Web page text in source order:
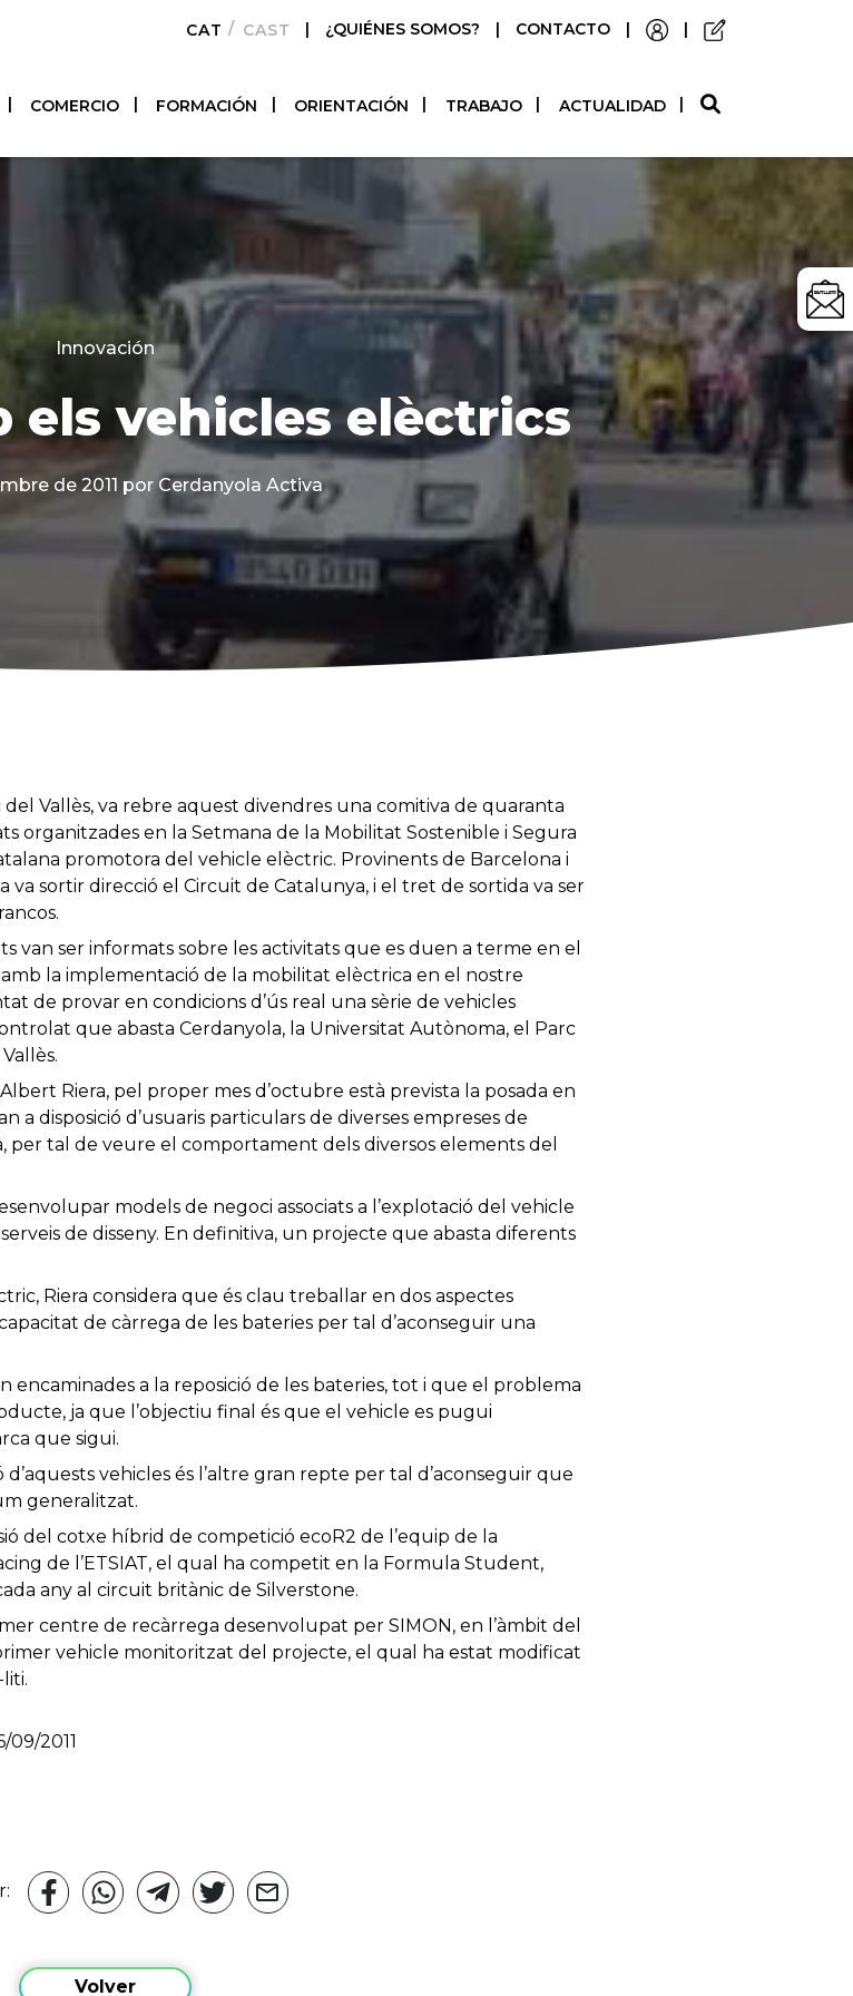
CATALÀCASTELLANO
| ¿QUIÉNES SOMOS? | CONTACTO | |
COMERCIO FORMACIÓN ORIENTACIÓN TRABAJO ACTUALIDAD
Categories
Innovación
els vehicles elèctrics
de 2011 por Cerdanyola Activa
del Vallès, va rebre aquest divendres una comitiva de quaranta
organitzades en la Setmana de la Mobilitat Sostenible i Segura
promotora del vehicle elèctric. Provinents de Barcelona i
va sortir direcció el Circuit de Catalunya, i el tret de sortida va ser
van ser informats sobre les activitats que es duen a terme en el
la implementació de la mobilitat elèctrica en el nostre
de provar en condicions d’ús real una sèrie de vehicles
que abasta Cerdanyola, la Universitat Autònoma, el Parc
Riera, pel proper mes d’octubre està prevista la posada en
a disposició d’usuaris particulars de diverses empreses de
per tal de veure el comportament dels diversos elements del
models de negoci associats a l’explotació del vehicle
de disseny. En definitiva, un projecte que abasta diferents
Riera considera que és clau treballar en dos aspectes
de càrrega de les bateries per tal d’aconseguir una
encaminades a la reposició de les bateries, tot i que el problema
ja que l’objectiu final és que el vehicle es pugui
que sigui.
d’aquests vehicles és l’altre gran repte per tal d’aconseguir que
generalitzat.
del cotxe híbrid de competició ecoR2 de l’equip de la
de l’ETSIAT, el qual ha competit en la Formula Student,
any al circuit britànic de Silverstone.
centre de recàrrega desenvolupat per SIMON, en l’àmbit del
vehicle monitoritzat del projecte, el qual ha estat modificat
09/2011
Volver